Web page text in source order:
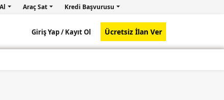
Araç Sat Kredi Başvurusu
Giriş Yap /Kayıt Ol Ücretsiz İlan Ver